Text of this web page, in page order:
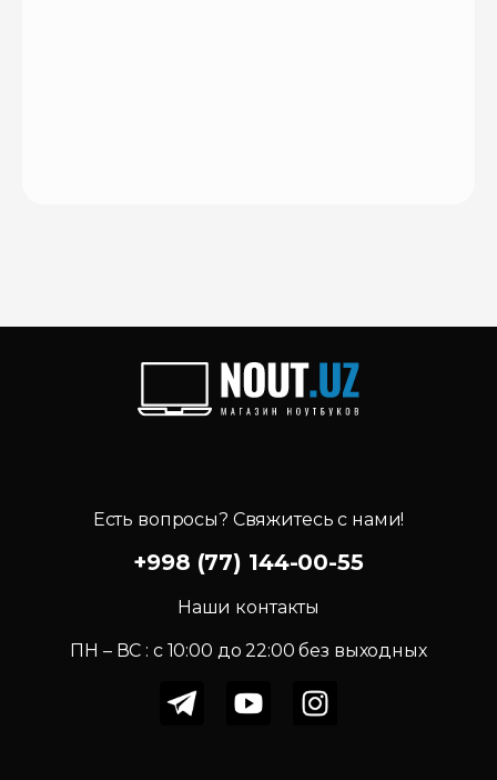
Есть вопросы? Свяжитесь с нами!
+998 (77) 144-00-55
Наши контакты
ПН – ВС : c 10:00 до 22:00 без выходных